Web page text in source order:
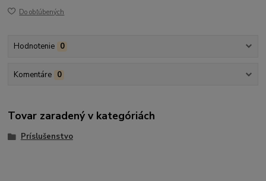
Do obľúbených
Hodnotenie 0
Komentáre 0
Tovar zaradený v kategóriách
Príslušenstvo